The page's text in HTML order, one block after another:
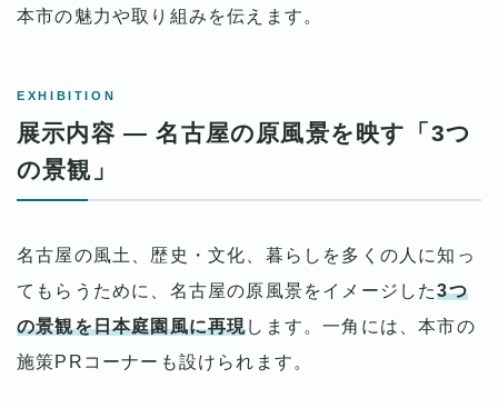
本市の魅力や取り組みを伝えます。
EXHIBITION
展示内容 ― 名古屋の原風景を映す「3つ
の景観」
名古屋の風土、歴史・文化、暮らしを多くの人に知っ
てもらうために、名古屋の原風景をイメージした3つ
の景観を日本庭園風に再現します。一角には、本市の
施策PRコーナーも設けられます。